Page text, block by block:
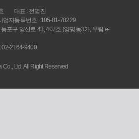
대표 : 전명진
업자등록번호 : 105-81-78229
포구 양산로 43, 407호 (양평동3가, 우림 e-
02-2164-9400
Ltd. All Right Reserved